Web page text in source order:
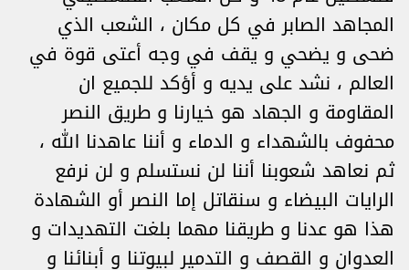
المجاهد الصابر في كل مكان ، الشعب الذي
ضحى و يضحي و يقف في وجه أعتى قوة في
العالم ، نشد على يديه و أؤكد للجميع ان
المقاومة و الجهاد هو خيارنا و طريق النصر
محفوف بالشهداء و الدماء و أننا عاهدنا الله ،
ثم نعاهد شعوبنا أننا لن نستسلم و لن نرفع
الرايات البيضاء و سنقاتل إما النصر أو الشهادة
هذا هو عدنا و طريقنا مهما بلغت التهديدات و
العدوان و القصف و التدمير لبيوتنا و أبنائنا و